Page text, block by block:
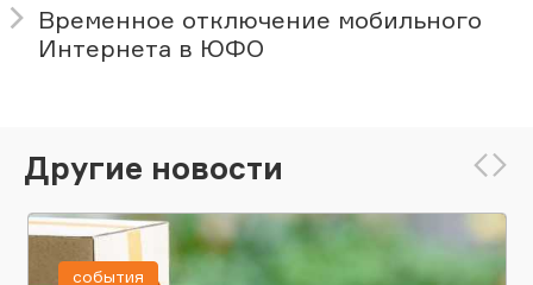
Временное отключение мобильного
Интернета в ЮФО
Другие новости
события